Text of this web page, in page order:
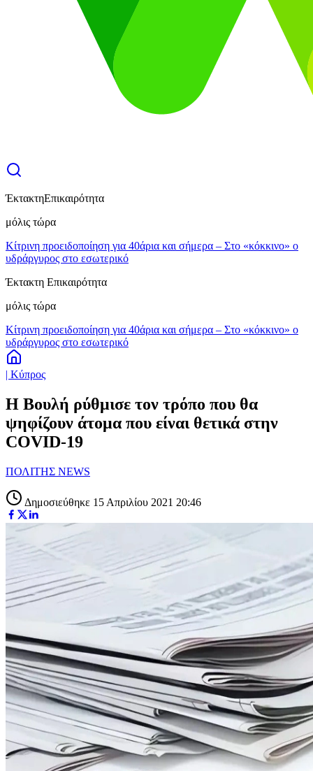
ΈκτακτηΕπικαιρότητα
μόλις τώρα
Κίτρινη προειδοποίηση για 40άρια και σήμερα – Στο «κόκκινο» ο
υδράργυρος στο εσωτερικό
Έκτακτη Επικαιρότητα
μόλις τώρα
Κίτρινη προειδοποίηση για 40άρια και σήμερα – Στο «κόκκινο» ο
υδράργυρος στο εσωτερικό
| Κύπρος
Η Βουλή ρύθμισε τον τρόπο που θα
ψηφίζουν άτομα που είναι θετικά στην
COVID-19
ΠΟΛΙΤΗΣ NEWS
Δημοσιεύθηκε 15 Απριλίου 2021 20:46